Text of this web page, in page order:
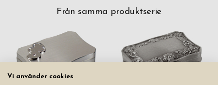
Från samma produktserie
Vi använder cookies